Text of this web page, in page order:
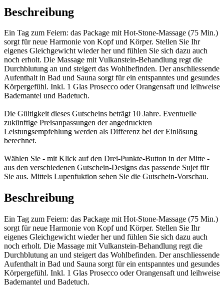
Beschreibung
Ein Tag zum Feiern: das Package mit Hot-Stone-Massage (75 Min.)
sorgt für neue Harmonie von Kopf und Körper. Stellen Sie Ihr
eigenes Gleichgewicht wieder her und fühlen Sie sich dazu auch
noch erholt. Die Massage mit Vulkanstein-Behandlung regt die
Durchblutung an und steigert das Wohlbefinden. Der anschliessende
Aufenthalt in Bad und Sauna sorgt für ein entspanntes und gesundes
Körpergefühl. Inkl. 1 Glas Prosecco oder Orangensaft und leihweise
Bademantel und Badetuch.
Die Gültigkeit dieses Gutscheins beträgt 10 Jahre. Eventuelle
zukünftige Preisanpassungen der angedruckten
Leistungsempfehlung werden als Differenz bei der Einlösung
berechnet.
Wählen Sie - mit Klick auf den Drei-Punkte-Button in der Mitte -
aus den verschiedenen Gutschein-Designs das passende Sujet für
Sie aus. Mittels Lupenfuktion sehen Sie die Gutschein-Vorschau.
Beschreibung
Ein Tag zum Feiern: das Package mit Hot-Stone-Massage (75 Min.)
sorgt für neue Harmonie von Kopf und Körper. Stellen Sie Ihr
eigenes Gleichgewicht wieder her und fühlen Sie sich dazu auch
noch erholt. Die Massage mit Vulkanstein-Behandlung regt die
Durchblutung an und steigert das Wohlbefinden. Der anschliessende
Aufenthalt in Bad und Sauna sorgt für ein entspanntes und gesundes
Körpergefühl. Inkl. 1 Glas Prosecco oder Orangensaft und leihweise
Bademantel und Badetuch.